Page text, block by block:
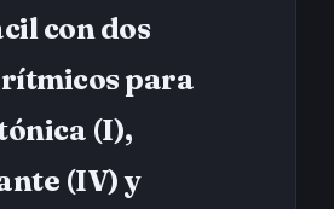
con dos
rítmicos para
(I),
(IV) y